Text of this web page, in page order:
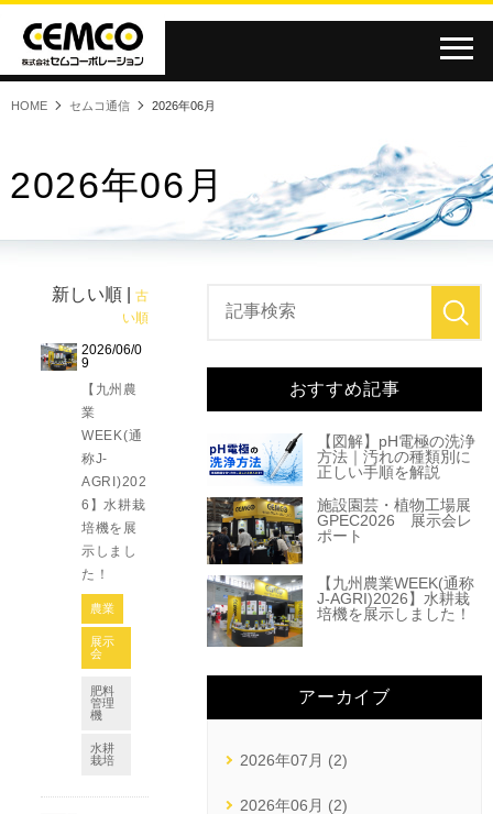
HOME セムコ通信 2026年06月
2026年06月
新しい順 |
古
い順
2026/06/0
9
【九州農
業
WEEK(通
称J-
AGRI)202
6】水耕栽
培機を展
示しまし
た！
農業
展示
会
肥料
管理
機
水耕
栽培
おすすめ記事
【図解】pH電極の洗浄
方法｜汚れの種類別に
正しい手順を解説
施設園芸・植物工場展
GPEC2026 展示会レ
ポート
【九州農業WEEK(通称
J-AGRI)2026】水耕栽
培機を展示しました！
アーカイブ
2026年07月 (2)
2026年06月 (2)